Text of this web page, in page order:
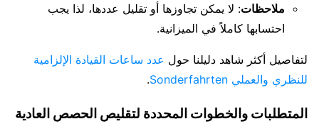
ملاحظات: لا يمكن تجاوزها أو تقليل عددها، لذا يجب
احتسابها كاملاً في الميزانية.
لتفاصيل أكثر شاهد دليلنا حول عدد ساعات القيادة الإلزامية
للنظري والعملي Sonderfahrten
.
المتطلبات والخطوات المحددة لتقليص الحصص العادية